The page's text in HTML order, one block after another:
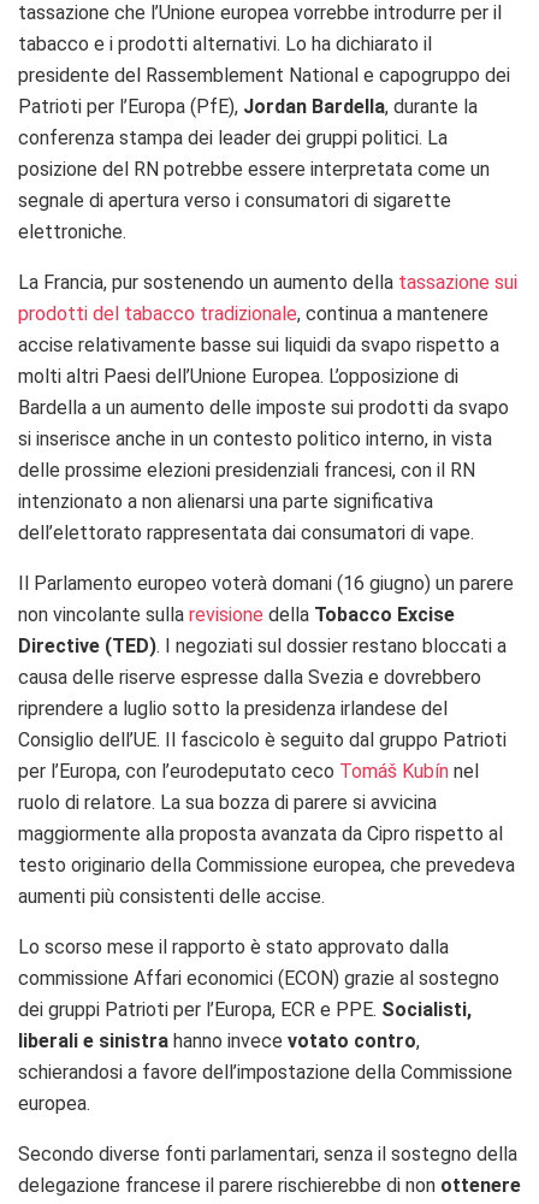
tassazione che l’Unione europea vorrebbe introdurre per il
tabacco e i prodotti alternativi. Lo ha dichiarato il
presidente del Rassemblement National e capogruppo dei
Patrioti per l’Europa (PfE), Jordan Bardella, durante la
conferenza stampa dei leader dei gruppi politici. La
posizione del RN potrebbe essere interpretata come un
segnale di apertura verso i consumatori di sigarette
elettroniche.
La Francia, pur sostenendo un aumento della tassazione sui
prodotti del tabacco tradizionale, continua a mantenere
accise relativamente basse sui liquidi da svapo rispetto a
molti altri Paesi dell’Unione Europea. L’opposizione di
Bardella a un aumento delle imposte sui prodotti da svapo
si inserisce anche in un contesto politico interno, in vista
delle prossime elezioni presidenziali francesi, con il RN
intenzionato a non alienarsi una parte significativa
dell’elettorato rappresentata dai consumatori di vape.
Il Parlamento europeo voterà domani (16 giugno) un parere
non vincolante sulla revisione della Tobacco Excise
Directive (TED). I negoziati sul dossier restano bloccati a
causa delle riserve espresse dalla Svezia e dovrebbero
riprendere a luglio sotto la presidenza irlandese del
Consiglio dell’UE. Il fascicolo è seguito dal gruppo Patrioti
per l’Europa, con l’eurodeputato ceco Tomáš Kubín nel
ruolo di relatore. La sua bozza di parere si avvicina
maggiormente alla proposta avanzata da Cipro rispetto al
testo originario della Commissione europea, che prevedeva
aumenti più consistenti delle accise.
Lo scorso mese il rapporto è stato approvato dalla
commissione Affari economici (ECON) grazie al sostegno
dei gruppi Patrioti per l’Europa, ECR e PPE. Socialisti,
liberali e sinistra hanno invece votato contro,
schierandosi a favore dell’impostazione della Commissione
europea.
Secondo diverse fonti parlamentari, senza il sostegno della
delegazione francese il parere rischierebbe di non ottenere